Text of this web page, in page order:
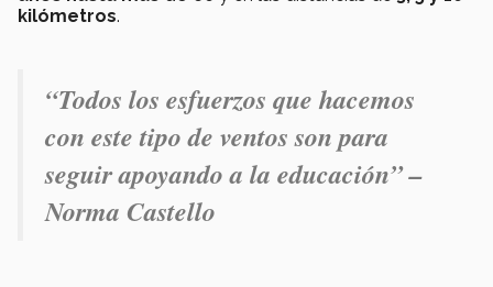
kilómetros.
“Todos los esfuerzos que hacemos
con este tipo de ventos son para
seguir apoyando a la educación” –
Norma Castello